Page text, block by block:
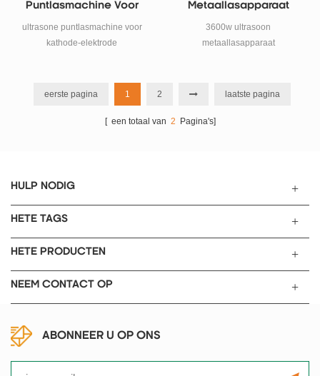
Puntlasmachine Voor
Kathode-Elektrode
ultrasone puntlasmachine voor
kathode-elektrode
Metaallasapparaat
3600w ultrasoon
metaallasapparaat
eerste pagina 1 2 laatste pagina
[ een totaal van 2 Pagina's]
HULP NODIG
HETE TAGS
HETE PRODUCTEN
NEEM CONTACT OP
ABONNEER U OP ONS